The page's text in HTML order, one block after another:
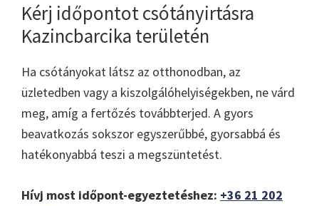
Kérj időpontot csótányirtásra
Kazincbarcika területén
Ha csótányokat látsz az otthonodban, az
üzletedben vagy a kiszolgálóhelyiségekben, ne várd
meg, amíg a fertőzés továbbterjed. A gyors
beavatkozás sokszor egyszerűbbé, gyorsabbá és
hatékonyabbá teszi a megszüntetést.
Hívj most időpont-egyeztetéshez: +36 21 202